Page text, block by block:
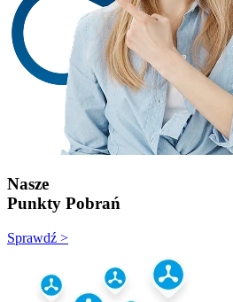
Nasze
Punkty Pobrań
Sprawdź >